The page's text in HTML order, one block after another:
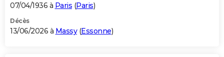
07/04/1936 à Paris (Paris)
Décès
13/06/2026 à Massy(Essonne)